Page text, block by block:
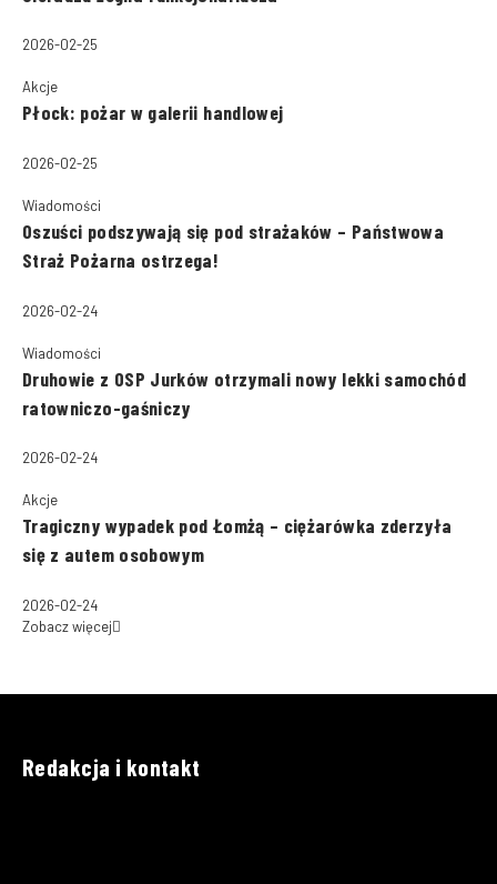
2026-02-25
Akcje
Płock: pożar w galerii handlowej
2026-02-25
Wiadomości
Oszuści podszywają się pod strażaków – Państwowa
Straż Pożarna ostrzega!
2026-02-24
Wiadomości
Druhowie z OSP Jurków otrzymali nowy lekki samochód
ratowniczo-gaśniczy
2026-02-24
Akcje
Tragiczny wypadek pod Łomżą – ciężarówka zderzyła
się z autem osobowym
2026-02-24
Zobacz więcej
Redakcja i kontakt